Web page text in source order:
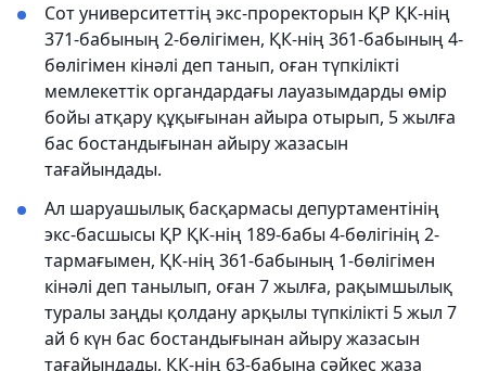
Сот университеттің экс-проректорын ҚР ҚК-нің
371-бабының 2-бөлігімен, ҚК-нің 361-бабының 4-
бөлігімен кінәлі деп танып, оған түпкілікті
мемлекеттік органдардағы лауазымдарды өмір
бойы атқару құқығынан айыра отырып, 5 жылға
бас бостандығынан айыру жазасын
тағайындады.
Ал шаруашылық басқармасы депуртаментінің
экс-басшысы ҚР ҚК-нің 189-бабы 4-бөлігінің 2-
тармағымен, ҚК-нің 361-бабының 1-бөлігімен
кінәлі деп танылып, оған 7 жылға, рақымшылық
туралы заңды қолдану арқылы түпкілікті 5 жыл 7
ай 6 күн бас бостандығынан айыру жазасын
тағайындады, ҚК-нің 63-бабына сәйкес жаза